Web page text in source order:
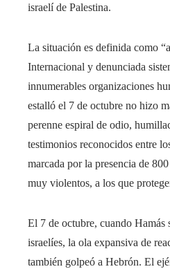
israelí de Palestina.
La situación es definida como
Internacional y denunciada
innumerables organizaciones
estalló el 7 de octubre no hizo
perenne espiral de odio,
testimonios reconocidos entre
marcada por la presencia de
muy violentos, a los que
El 7 de octubre, cuando Hamás
israelíes, la ola expansiva de
también golpeó a Hebrón. El